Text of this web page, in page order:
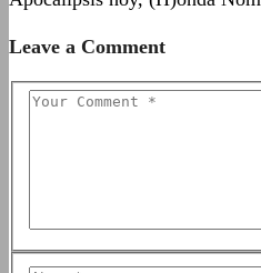
Leave a Comment